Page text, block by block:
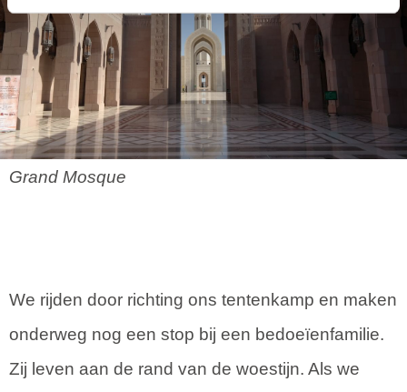
Grand Mosque
We rijden door richting ons tentenkamp en maken
onderweg nog een stop bij een bedoeïenfamilie.
Zij leven aan de rand van de woestijn. Als we